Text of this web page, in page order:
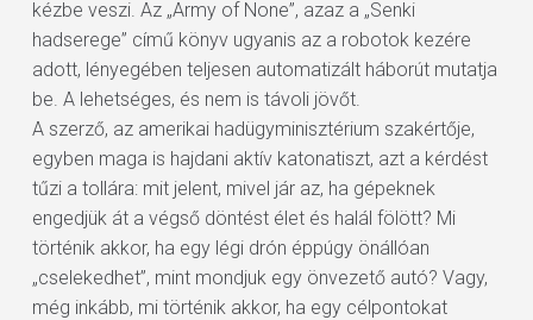
kézbe veszi. Az „Army of None”, azaz a „Senki
hadserege” című könyv ugyanis az a robotok kezére
adott, lényegében teljesen automatizált háborút mutatja
be. A lehetséges, és nem is távoli jövőt.
A szerző, az amerikai hadügyminisztérium szakértője,
egyben maga is hajdani aktív katonatiszt, azt a kérdést
tűzi a tollára: mit jelent, mivel jár az, ha gépeknek
engedjük át a végső döntést élet és halál fölött? Mi
történik akkor, ha egy légi drón éppúgy önállóan
„cselekedhet”, mint mondjuk egy önvezető autó? Vagy,
még inkább, mi történik akkor, ha egy célpontokat